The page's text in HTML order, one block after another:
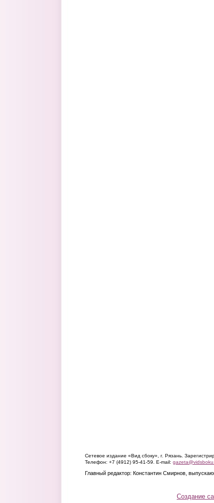
Сетевое издание «Вид сбоку», г. Рязань.
Телефон: +7 (4912) 95-41-59. E-mail:
Главный редактор: Константин Смирнов,
Создание